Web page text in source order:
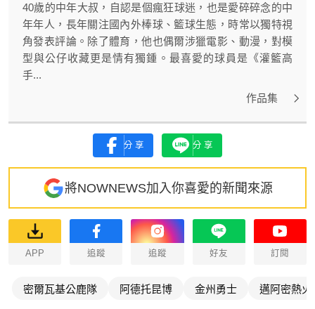
40歲的中年大叔，自認是個瘋狂球迷，也是愛碎碎念的中
年年人，長年關注國內外棒球、籃球生態，時常以獨特視
角發表評論。除了體育，他也偶爾涉獵電影、動漫，對模
型與公仔收藏更是情有獨鍾。最喜愛的球員是《灌籃高
手...
作品集
分享 分享
將NOWNEWS加入你喜愛的新聞來源
APP 追蹤 追蹤 好友 訂閱
密爾瓦基公鹿隊 阿德托昆博 金州勇士 邁阿密熱火